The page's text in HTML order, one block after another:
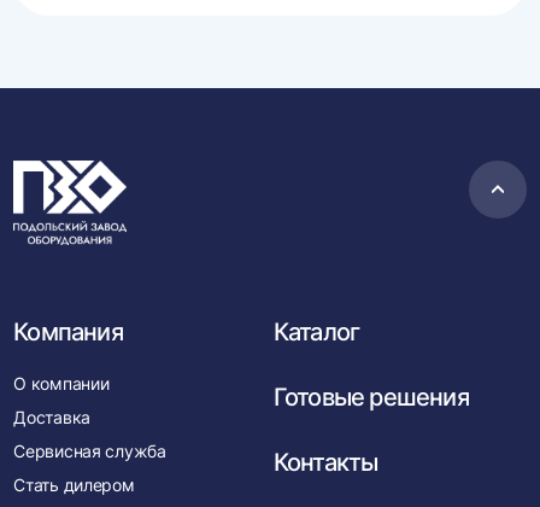
в
Компания
О компании
Доставка
Сервисная служба
Стать дилером
Каталог
Готовые решения
Контакты